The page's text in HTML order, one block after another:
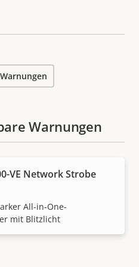
Warnungen
VE Network Strobe
All-in-One-
mit Blitzlicht